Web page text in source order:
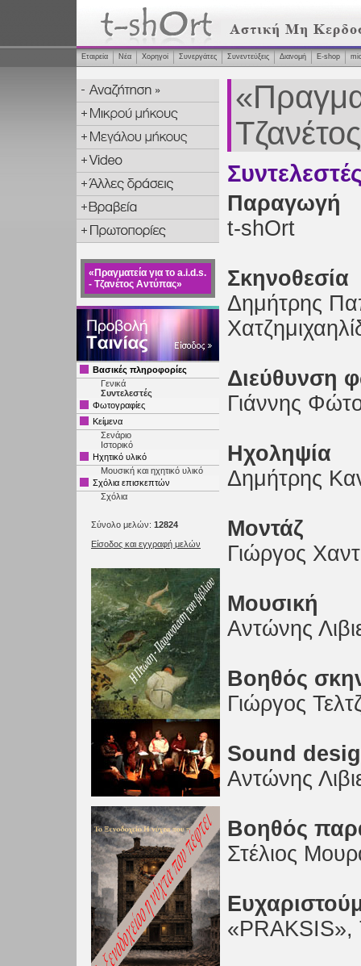
Εταιρεία Νέα Χορηγοί Συνεργάτες Συνεντεύξεις Διανομή Ε-shop
«Πραγματεία για το a.i.d.s.
- Τζανέτος Αντύπας»
Βασικές πληροφορίες
Γενικά
Συντελεστές
Φωτογραφίες
Κείμενα
Σενάριο
Ιστορικό
Ηχητικό υλικό
Μουσική και ηχητικό υλικό
Σχόλια επισκεπτών
Σχόλια
Σύνολο μελών: 12824
Είσοδος και εγγραφή μελών
Παραγωγή
t-shOrt
Σκηνοθεσία
Δημήτρης
Διεύθυνση
Γιάννης
Ηχοληψία
Δημήτρης
Μοντάζ
Γιώργος
Μουσική
Αντώνης
Βοηθός
Γιώργος
Sound
Αντώνης
Βοηθός
Στέλιος
«PRAKSIS»,